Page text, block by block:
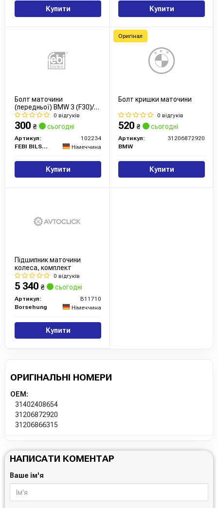
Купити Купити
Болт маточини
(передньої) BMW 3 (F30)/5
(F07) 09-18 0 відгуків
300 ₴ сьогодні
Артикул:
102234
FEBI BILSTEIN
Німеччина
Купити
Болт кришки маточини
0 відгуків
520 ₴ сьогодні
Артикул:
31206872920
BMW
Купити
Оригінал
Підшипник маточини
колеса, комплект
0 відгуків
5 340 ₴ сьогодні
Артикул:
B11710
Borsehung
Німеччина
Купити
ОРИГІНАЛЬНІ НОМЕРИ
OEM:
31402408654
31206872920
31206866315
НАПИСАТИ КОМЕНТАР
Ваше ім'я